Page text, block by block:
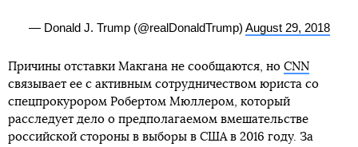
— Donald J. Trump (@realDonaldTrump) August 29, 2018
Причины отставки Макгана не сообщаются, но СNN
связывает ее с активным сотрудничеством юриста со
спецпрокурором Робертом Мюллером, который
расследует дело о предполагаемом вмешательстве
российской стороны в выборы в США в 2016 году. За